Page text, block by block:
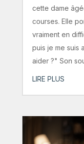
cette dame
courses. Elle
vraiment en
puis je me suis
aider ?" Son
LIRE PLUS